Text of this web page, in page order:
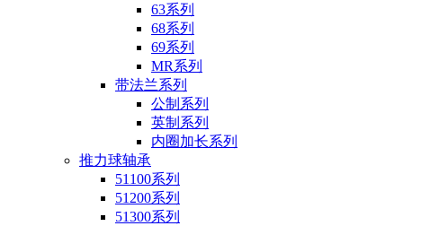
63系列
68系列
69系列
MR系列
带法兰系列
公制系列
英制系列
内圈加长系列
推力球轴承
51100系列
51200系列
51300系列